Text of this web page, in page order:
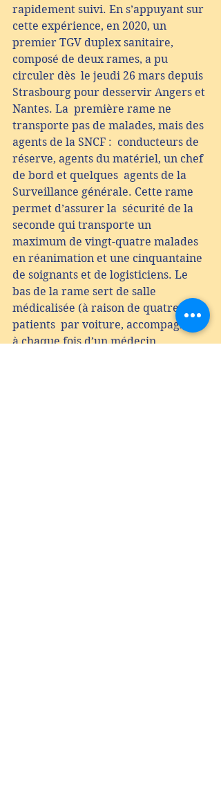
rapidement suivi. En s’appuyant sur
cette expérience, en 2020, un
premier TGV duplex sanitaire,
composé de deux rames, a pu
circuler dès  le jeudi 26 mars depuis
Strasbourg pour desservir Angers et
Nantes. La  première rame ne
transporte pas de malades, mais des
agents de la SNCF :  conducteurs de
réserve, agents du matériel, un chef
de bord et quelques  agents de la
Surveillance générale. Cette rame
permet d’assurer la  sécurité de la
seconde qui transporte un
maximum de vingt-quatre malades
en réanimation et une cinquantaine
de soignants et de logisticiens. Le
bas de la rame sert de salle
médicalisée (à raison de quatre
patients  par voiture, accompagnés
à chaque fois d’un médecin